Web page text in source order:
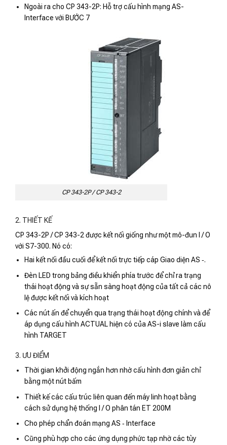
Ngoài ra cho CP 343-2P: Hỗ trợ cấu hình mạng AS-
Interface với BƯỚC 7
CP 343-2P / CP 343-2
2. THIẾT KẾ
CP 343-2P / CP 343-2 được kết nối giống như một mô-đun I / O
với S7-300. Nó có:
Hai kết nối đầu cuối để kết nối trực tiếp cáp Giao diện AS ‑.
Đèn LED trong bảng điều khiển phía trước để chỉ ra trạng
thái hoạt động và sự sẵn sàng hoạt động của tất cả các nô
lệ được kết nối và kích hoạt
Các nút ấn để chuyển qua trạng thái hoạt động chính và để
áp dụng cấu hình ACTUAL hiện có của AS-i slave làm cấu
hình TARGET
3. ƯU ĐIỂM
Thời gian khởi động ngắn hơn nhờ cấu hình đơn giản chỉ
bằng một nút bấm
Thiết kế các cấu trúc liên quan đến máy linh hoạt bằng
cách sử dụng hệ thống I / O phân tán ET 200M
Cho phép chẩn đoán mạng AS ‑ Interface
Cũng phù hợp cho các ứng dụng phức tạp nhờ các tùy